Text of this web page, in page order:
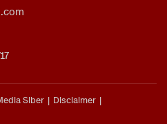
Siber
Disclaimer